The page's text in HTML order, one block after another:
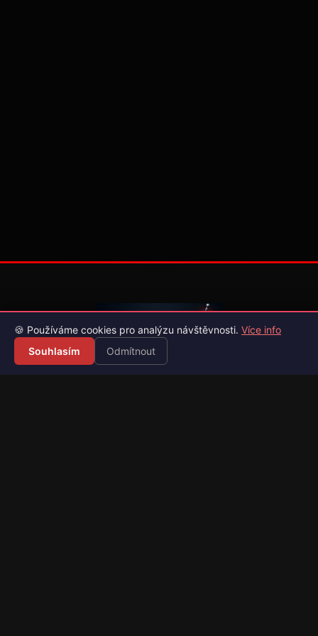
Váš průvodce světem videoher. Novinky, recenze a česko-
🍪 Používáme cookies pro analýzu návštěvnosti. Více info
Souhlasím
Odmítnout